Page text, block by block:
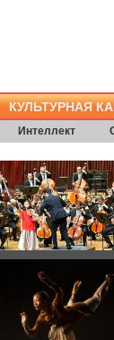
КУЛЬТУРНАЯ
Интеллект